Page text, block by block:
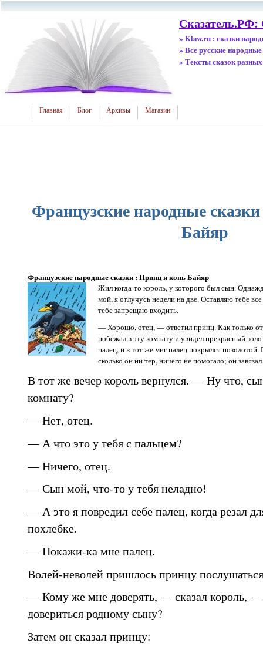
Сказатель.РФ:
» Klaw.ru : сказки
» Все русские народные
» Тексты сказок
Главная Блог Архивы Магазин
Французские народные
Байяр
Французские народные сказки : Принц и конь Байяр
Жил когда-то король, у которого был сын.
мой, я отлучусь недели на две. Оставляю тебе
тебе запрещаю входить.
— Хорошо, отец, — ответил принц. Как только
побежал в эту комнату и увидел прекрасный
палец, и в тот же миг палец покрылся позолотой.
сколько он ни тер, ничего не помогало; он
В тот же вечер король вернулся. — Ну что,
комнату?
— Нет, отец.
— А что это у тебя с пальцем?
— Ничего, отец.
— Сын мой, что-то у тебя неладно!
— А это я повредил себе палец, когда резал
похлебке.
— Покажи-ка мне палец.
Волей-неволей пришлось принцу
— Кому же мне доверять, — сказал король, —
довериться родному сыну?
Затем он сказал принцу: